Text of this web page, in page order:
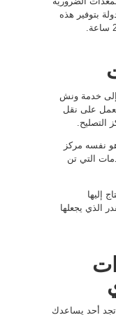
بتوفير هذه
إلى خدمة ونش
على نقل
التصليح.
نفسه مركز
التي تن
إليها
الذي يجعلها
تجد أحد يساعدك